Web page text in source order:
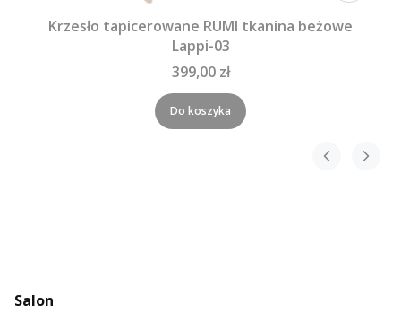
Krzesło tapicerowane RUMI tkanina beżowe
Lappi-03
399,00 zł
Do koszyka
Salon